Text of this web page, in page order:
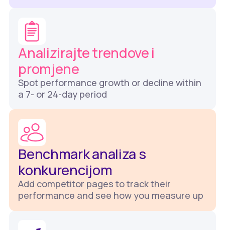
Analizirajte trendove i
promjene
Spot performance growth or decline within
a 7- or 24-day period
Benchmark analiza s
konkurencijom
Add competitor pages to track their
performance and see how you measure up